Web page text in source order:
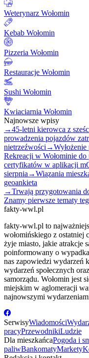
Weterynarz Wołomin
Kebab Wołomin
Pizzeria Wołomin
Restauracje Wołomin
Sushi Wołomin
Kwiaciarnia Wołomin
Najnowsze wpisy
→45-letni kierowca z
prowadzenia pojazdów
nietrzeźwości →
Rekreacji w Wołominie
certyfikatów w aplikacji
sierpnia →Wiązania
geoankieta
→Trwają przygotowania
Znamy pierwsze tematy
fakty-wwl.pl
fakty-wwl.pl to
wołomińskiego z ostatniej
żyje miasto, jakie atrakcje
poinformowany o
nas zapowiedzi wydarzeń
wydarzeń społecznych
samorządu. Wołomin jest
miejskim w aglomeracji
najnowszymi
SerwisyWiadomości
pracyPrzewodnikiLudzie
Dla mieszkańcaPogoda i
paliwBankomatyMarkety